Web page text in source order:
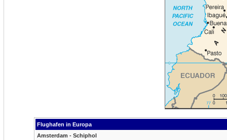
Flughafen in Europa
Amsterdam - Schiphol